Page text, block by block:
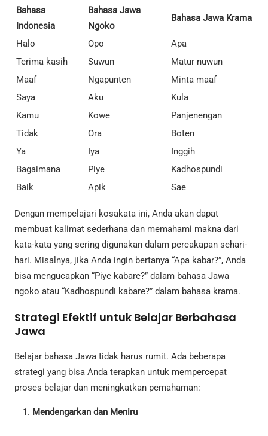
Bahasa
Indonesia
Bahasa Jawa
Ngoko
Bahasa Jawa Krama
Halo Opo
Apa
Terima kasih
Suwun
Matur nuwun
Maaf
Ngapunten
Minta maaf
Saya
Aku
Kula
Kamu
Kowe
Panjenengan
Tidak
Ora
Boten
Ya
Iya
Inggih
Bagaimana
Piye
Kadhospundi
Baik
Apik Sae
Dengan mempelajari kosakata ini, Anda akan dapat
membuat kalimat sederhana dan memahami makna dari
kata-kata yang sering digunakan dalam percakapan sehari-
hari. Misalnya, jika Anda ingin bertanya “Apa kabar?”, Anda
bisa mengucapkan “Piye kabare?” dalam bahasa Jawa
ngoko atau “Kadhospundi kabare?” dalam bahasa krama.
Strategi Efektif untuk Belajar Berbahasa
Jawa
Belajar bahasa Jawa tidak harus rumit. Ada beberapa
strategi yang bisa Anda terapkan untuk mempercepat
proses belajar dan meningkatkan pemahaman:
Mendengarkan dan Meniru